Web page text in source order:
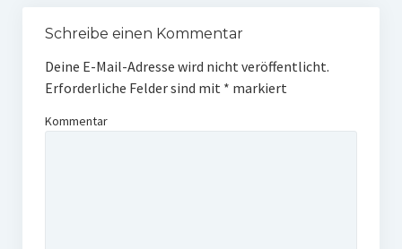
Schreibe einen Kommentar
Deine E-Mail-Adresse wird nicht veröffentlicht.
Erforderliche Felder sind mit * markiert
Kommentar